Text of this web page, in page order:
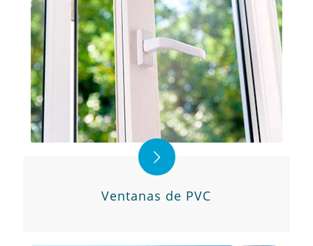
Ventanas de PVC